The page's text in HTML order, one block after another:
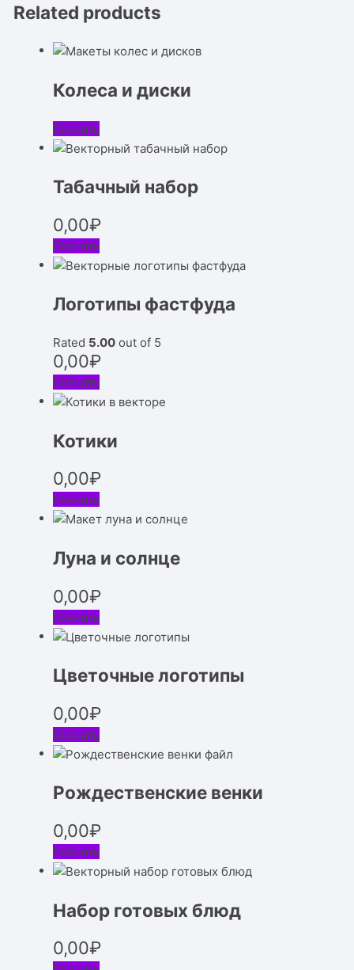
Related products
Колеса и диски
Скачать
Табачный набор
0,00₽
Скачать
Логотипы фастфуда
Rated 5.00 out of 5
0,00₽
Скачать
Котики
0,00₽
Скачать
Луна и солнце
0,00₽
Скачать
Цветочные логотипы
0,00₽
Скачать
Рождественские венки
0,00₽
Скачать
Набор готовых блюд
0,00₽